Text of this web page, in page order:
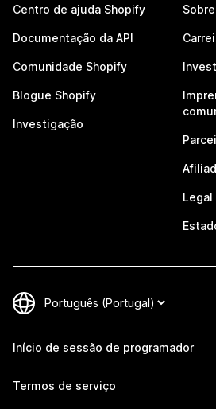
Centro de ajuda Shopify
Documentação da API
Comunidade Shopify
Blogue Shopify
Investigação
Legal
Início de sessão de programador
Termos de serviço